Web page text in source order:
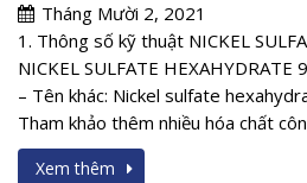
Tháng Mười 2, 2021
1. Thông số kỹ thuật NICKEL
NICKEL SULFATE
– Tên khác: Nickel sulfate
Tham khảo thêm nhiều hóa chất
Xem thêm